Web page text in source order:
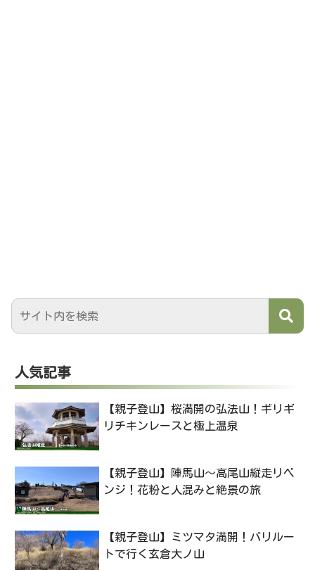
人気記事
【親子登山】桜満開の弘法山！ギリギ
リチキンレースと極上温泉
【親子登山】陣馬山〜高尾山縦走リベ
ンジ！花粉と人混みと絶景の旅
【親子登山】ミツマタ満開！バリルー
トで行く玄倉大ノ山